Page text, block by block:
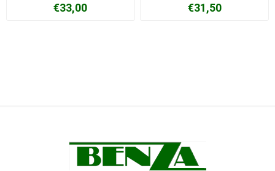
€33,00 €31,50